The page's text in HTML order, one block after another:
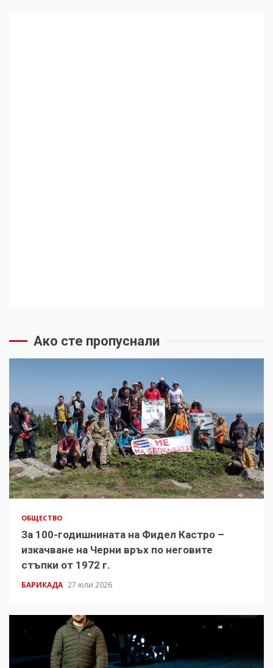
Ако сте пропуснали
ОБЩЕСТВО
За 100-годишнината на Фидел Кастро –
изкачване на Черни връх по неговите
стъпки от 1972 г.
БАРИКАДА 27 юли 2026